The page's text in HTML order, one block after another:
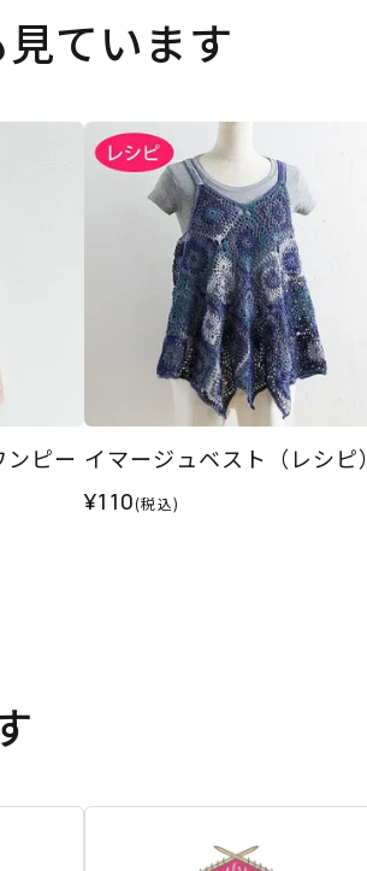
ています
ンピー イマージュベスト（レシピ）
¥110(税込)